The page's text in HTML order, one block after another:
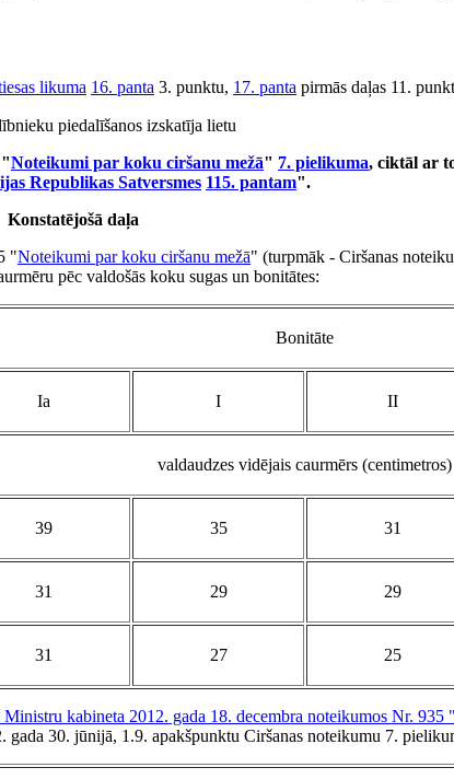
likuma 16. panta 3. punktu, 17. panta pirmās daļas 11.
piedalīšanos izskatīja lietu
Noteikumi par koku ciršanu mežā" 7. pielikuma, ciktāl ar
Republikas Satversmes 115. pantam".
Konstatējošā daļa
"Noteikumi par koku ciršanu mežā" (turpmāk - Ciršanas
pēc valdošās koku sugas un bonitātes:
Bonitāte
Ia I II
valdaudzes vidējais caurmērs (centimetros)
39 35 31
31 29 29
31 27 25
kabineta 2012. gada 18. decembra noteikumos Nr.
30. jūnijā, 1.9. apakšpunktu Ciršanas noteikumu 7.